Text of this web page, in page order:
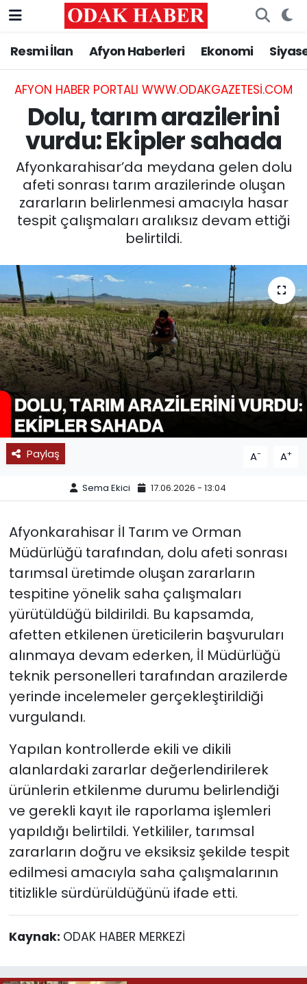
Resmi İlan Afyon Haberleri Ekonomi
AFYON HABER PORTALI WWW.ODAKGAZETESI.COM
Dolu, tarım arazilerini
vurdu: Ekipler sahada
Afyonkarahisar’da meydana gelen dolu
afeti sonrası tarım arazilerinde oluşan
zararların belirlenmesi amacıyla hasar
tespit çalışmaları aralıksız devam ettiği
belirtildi.
Paylaş A- A+
Sema Ekici 17.06.2026 - 13:04
Afyonkarahisar İl Tarım ve Orman
Müdürlüğü tarafından, dolu afeti sonrası
tarımsal üretimde oluşan zararların
tespitine yönelik saha çalışmaları
yürütüldüğü bildirildi. Bu kapsamda,
afetten etkilenen üreticilerin başvuruları
alınmaya devam ederken, İl Müdürlüğü
teknik personelleri tarafından arazilerde
yerinde incelemeler gerçekleştirildiği
vurgulandı.
Yapılan kontrollerde ekili ve dikili
alanlardaki zararlar değerlendirilerek
ürünlerin etkilenme durumu belirlendiği
ve gerekli kayıt ile raporlama işlemleri
yapıldığı belirtildi. Yetkililer, tarımsal
zararların doğru ve eksiksiz şekilde tespit
edilmesi amacıyla saha çalışmalarının
titizlikle sürdürüldüğünü ifade etti.
Kaynak: ODAK HABER MERKEZİ
AFYONKARAHİSAR HABERLERİ
Resmi İlan
ASAYİŞ
SİYASET
EĞİTİM
MAGAZİN
SAĞLIK
SPOR
11:11 MANŞET
Nöbetçi Eczaneler
Hava Durumu
Trafik Durumu
Süper Lig Puan Durumu ve Fikstür
Tüm Manşetler
Son Dakika Haberleri
Haber Arşivi